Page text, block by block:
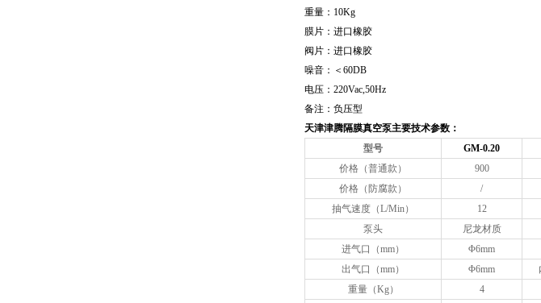
重量：10Kg
膜片：进口橡胶
阀片：进口橡胶
噪音：＜60DB
电压：220Vac,50Hz
备注：负压型
天津津腾隔膜真空泵主要技术参数：
型号
GM-0.20
价格（普通款）
900
价格（防腐款）
/
抽气速度（L/Min）
12
泵头
尼龙材质
进气口（mm）
Φ6mm
出气口（mm）
Φ6mm
重量（Kg）
4